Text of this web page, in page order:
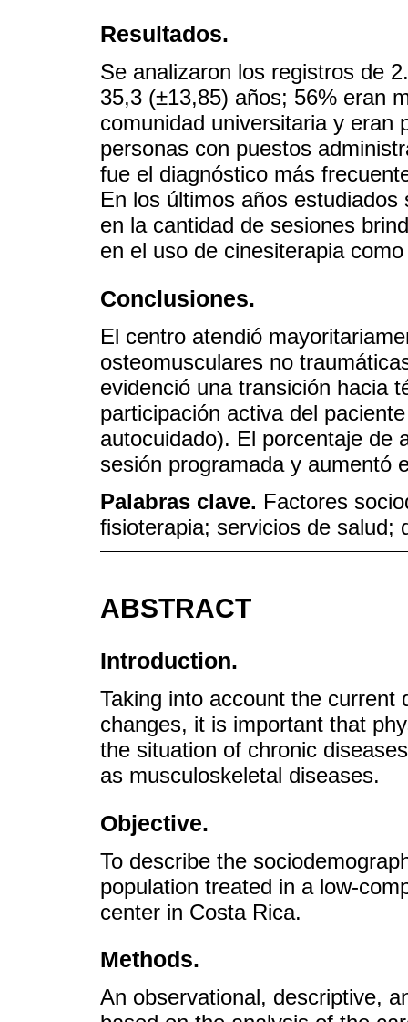
Resultados.
Se analizaron los registros de
35,3 (±13,85) años; 56% eran
comunidad universitaria y eran
personas con puestos
fue el diagnóstico más
En los últimos años
en la cantidad de sesiones
en el uso de cinesiterapia
Conclusiones.
El centro atendió
osteomusculares no
evidenció una transición hacia
participación activa del
autocuidado). El porcentaje de
sesión programada y aumentó
Palabras clave. Factores
fisioterapia; servicios de salud;
ABSTRACT
Introduction.
Taking into account the current
changes, it is important that
the situation of chronic
as musculoskeletal diseases.
Objective.
To describe the
population treated in a low-
center in Costa Rica.
Methods.
An observational, descriptive,